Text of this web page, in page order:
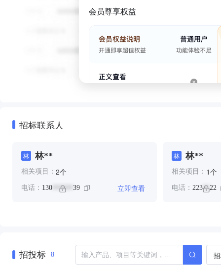
会员尊享权益
招标联系人
林 林**
相关项目： 2个
电话： 130 ****** 39 立即查看
林 林**
相关项目： 1个
电话： 223**22
招投标 8